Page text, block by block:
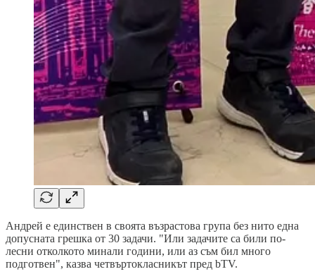
Андрей е единствен в своята възрастова група без нито една
допусната грешка от 30 задачи. "Или задачите са били по-
лесни отколкото минали години, или аз съм бил много
подготвен", казва четвъртокласникът пред bTV.